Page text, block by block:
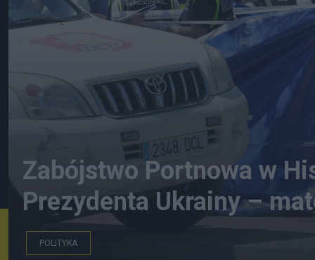
Zabójstwo Portnowa w
Prezydenta Ukrainy –
POLITYKA